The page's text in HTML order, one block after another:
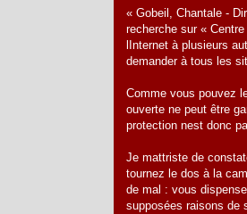
« Gobeil, Chantale -
recherche sur «
lInternet à plusieurs
demander à tous les
Comme vous pouvez
ouverte ne peut être
protection nest donc
Je mattriste de
tournez le dos à la
de mal : vous
supposées raisons de